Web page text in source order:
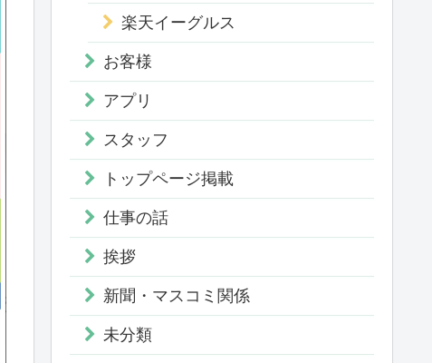
楽天イーグルス
お客様
アプリ
スタッフ
トップページ掲載
仕事の話
挨拶
新聞・マスコミ関係
未分類